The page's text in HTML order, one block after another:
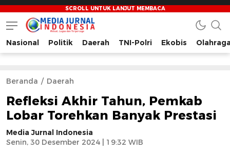
Media Jurnal Indonesia
Bersama Membangun Indonesia
Nasional Politik Daerah TNI-Polri Ekobis
Beranda Daerah
Refleksi Akhir Tahun, Pemkab
Lobar Torehkan Banyak Prestasi
Media Jurnal Indonesia
Senin, 30 Desember 2024 | 19:32 WIB